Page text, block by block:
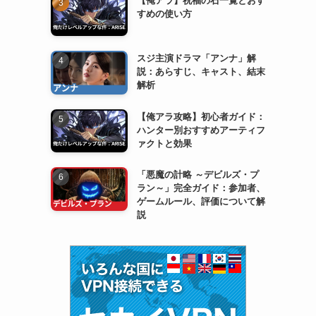
すめの使い方
スジ主演ドラマ「アンナ」解
説：あらすじ、キャスト、結末
解析
【俺アラ攻略】初心者ガイド：
ハンター別おすすめアーティフ
ァクトと効果
「悪魔の計略 ～デビルズ・プ
ラン～」完全ガイド：参加者、
ゲームルール、評価について解
説